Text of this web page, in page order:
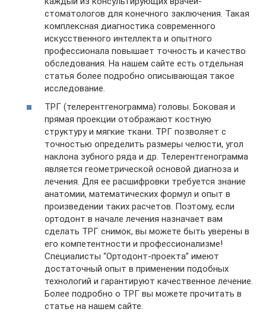
стоматологов для конечного заключения. Такая
комплексная диагностика современного
искусственного интеллекта и опытного
профессионала повышает точность и качество
обследования. На нашем сайте есть отдельная
статья более подробно описывающая такое
исследование.
ТРГ (телерентгенограмма) головы. Боковая и
прямая проекции отображают костную
структуру и мягкие ткани. ТРГ позволяет с
точностью определить размеры челюсти, угол
наклона зубного ряда и др. Телерентгенограмма
является геометрической основой диагноза и
лечения. Для ее расшифровки требуется знание
анатомии, математических формул и опыт в
произведении таких расчетов. Поэтому, если
ортодонт в начале лечения назначает вам
сделать ТРГ снимок, вы можете быть уверены в
его компетентности и профессионализме!
Специалисты “Ортодонт-проекта” имеют
достаточный опыт в применении подобных
технологий и гарантируют качественное лечение.
Более подробно о ТРГ вы можете прочитать в
статье на нашем сайте.